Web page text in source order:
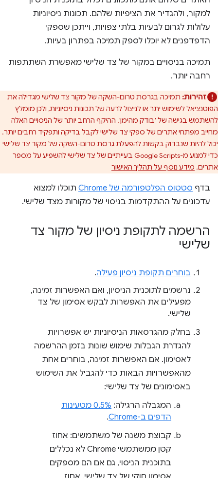
למקור, ולהגדיר את הציפיות שלהם. תכונות ניסיוניות
עלולות לגרום לבעיות בלתי צפויות, וייתכן שספקי
הדפדפנים לא יוכלו לספק תמיכה בפתרון בעיות.
תמיכה בניסויים במקור של צד שלישי מאפשרת השתתפות
רחבה יותר.
זהירות: תמיכה בגרסת טרום-השקה של מקור צד שלישי מגדילה את
הפוטנציאל לשימוש יתר או לניצול לרעה של תכונות ניסיוניות, ולכן מומלץ
להשתמש בגישה של 'בודק מהימן'. ההיקף הרחב יותר של הניסויים האלה
מחייב מפתחי אתרים של ספקי צד שלישי לקבל בדיקה ותפקיד רחבים יותר.
יכול להיות שנבדוק בקשות להפעלת גרסת טרום-השקה של מקור צד שלישי
כדי למנוע מ-Google Scripts בעייתיים של צד שלישי להשפיע על מספר
אתרים. מידע נוסף על תהליך האישור
בדף סטטוס הפלטפורמה של Chrome
תוכלו למצוא
עדכונים על ההתקדמות בניסוי של מקורות מצד שלישי.
הרשמה לתקופת ניסיון של מקור צד
שלישי
בוחרים תקופת ניסיון פעילה.
נרשמים לתוכנית הניסיון, ואם האפשרות זמינה,
מפעילים את האפשרות לבקש אסימון של צד
שלישי.
בחלק מהגרסאות הניסיוניות יש אפשרויות
להגדרת הגבלות שימוש שונות בזמן ההרשמה
לאסימון. אם האפשרות זמינה, בוחרים אחת
מהאפשרויות הבאות כדי להגביל את השימוש
באסימונים של צד שלישי:
המגבלה הרגילה:
0.5% מטעינות
הדפים ב-Chrome
.
קבוצת משנה של משתמשים: אחוז
קטן ממשתמשי Chrome לא נכללים
בתוכנית הניסוי, גם אם הם מספקים